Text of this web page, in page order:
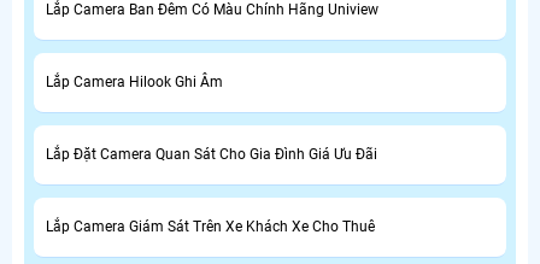
Lắp Camera Ban Đêm Có Màu Chính Hãng Uniview
Lắp Camera Hilook Ghi Âm
Lắp Đặt Camera Quan Sát Cho Gia Đình Giá Ưu Đãi
Lắp Camera Giám Sát Trên Xe Khách Xe Cho Thuê